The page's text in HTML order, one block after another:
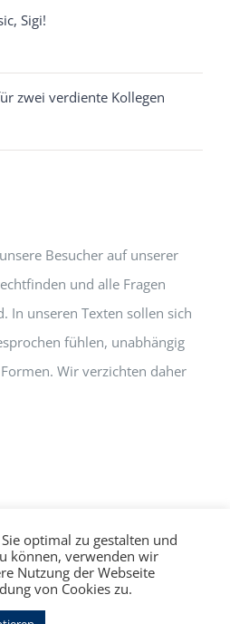
Sigi!
zwei verdiente Kollegen
Besucher auf unserer
und alle Fragen
In unseren Texten sollen sich
fühlen, unabhängig
Wir verzichten daher
©hallo!rot
optimal zu gestalten und
können, verwenden wir
Nutzung der Webseite
von Cookies zu.